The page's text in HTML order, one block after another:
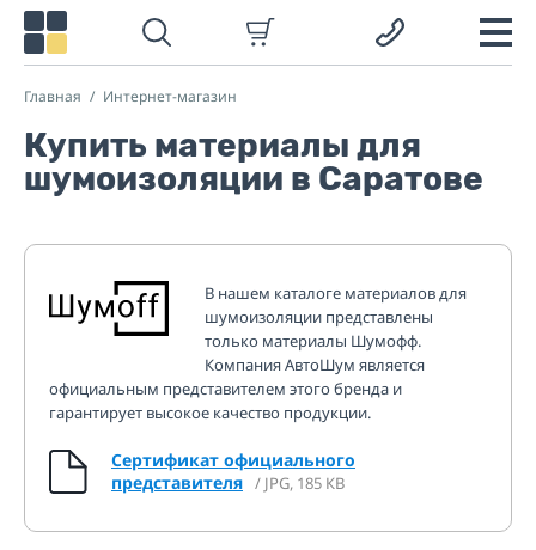
Главная Интернет-магазин
Купить материалы для
шумоизоляции в Саратове
В нашем каталоге материалов для
шумоизоляции представлены
только материалы Шумофф.
Компания АвтоШум является
официальным представителем этого бренда и
гарантирует высокое качество продукции.
Сертификат официального
представителя / JPG, 185 КВ